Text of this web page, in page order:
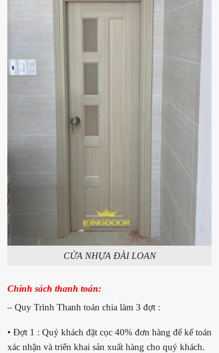
CỬA NHỰA ĐÀI LOAN
Chính sách thanh toán:
– Quy Trình Thanh toán chia làm 3 đợt :
• Đợt 1 : Quý khách đặt cọc 40% đơn hàng để kế toán
xác nhận và triển khai sản xuất hàng cho quý khách.